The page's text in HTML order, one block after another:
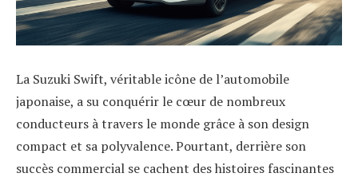
La Suzuki Swift, véritable icône de l’automobile
japonaise, a su conquérir le cœur de nombreux
conducteurs à travers le monde grâce à son design
compact et sa polyvalence. Pourtant, derrière son
succès commercial se cachent des histoires fascinantes